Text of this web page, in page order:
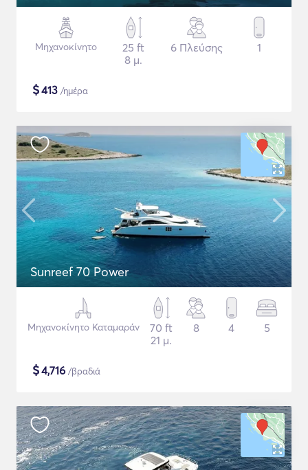
Μηχανοκίνητο
25 ft
8 μ.
6 Πλεύσης 1
$413 /ημέρα
Sunreef 70 Power
Μηχανοκίνητο Καταμαράν
70 ft
21 μ.
8 4 5
$4,716 /βραδιά